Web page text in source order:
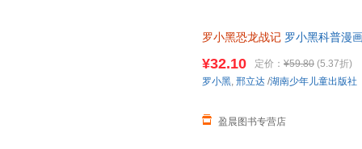
罗小黑恐龙战记 罗小黑科普漫
知识点。搭配化石实景指南，
前冒险之旅吧。
¥32.10 定价： ¥59.80 (5.37折)
盈晨图书专营店
罗小黑, 邢立达 /湖南少年儿童出版社